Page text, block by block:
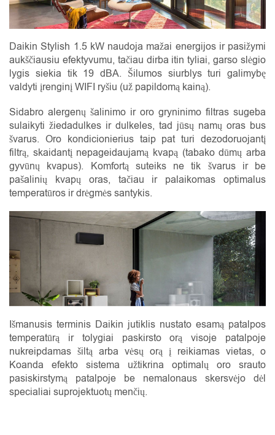
Daikin Stylish 1.5 kW naudoja mažai energijos ir pasižymi
aukščiausiu efektyvumu, tačiau dirba itin tyliai, garso slėgio
lygis siekia tik 19 dBA. Šilumos siurblys turi galimybę
valdyti įrenginį WIFI ryšiu (už papildomą kainą).
Sidabro alergenų šalinimo ir oro gryninimo filtras sugeba
sulaikyti žiedadulkes ir dulkeles, tad jūsų namų oras bus
švarus. Oro kondicionierius taip pat turi dezodoruojantį
filtrą, skaidantį nepageidaujamą kvapą (tabako dūmų arba
gyvūnų kvapus). Komfortą suteiks ne tik švarus ir be
pašalinių kvapų oras, tačiau ir palaikomas optimalus
temperatūros ir drėgmės santykis.
Išmanusis terminis Daikin jutiklis nustato esamą patalpos
temperatūrą ir tolygiai paskirsto orą visoje patalpoje
nukreipdamas šiltą arba vėsų orą į reikiamas vietas, o
Koanda efekto sistema užtikrina optimalų oro srauto
pasiskirstymą patalpoje be nemalonaus skersvėjo dėl
specialiai suprojektuotų menčių.